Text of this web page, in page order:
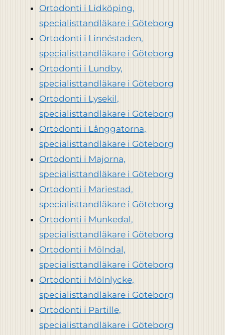
Ortodonti i Lidköping,
specialisttandläkare i Göteborg
Ortodonti i Linnéstaden,
specialisttandläkare i Göteborg
Ortodonti i Lundby,
specialisttandläkare i Göteborg
Ortodonti i Lysekil,
specialisttandläkare i Göteborg
Ortodonti i Långgatorna,
specialisttandläkare i Göteborg
Ortodonti i Majorna,
specialisttandläkare i Göteborg
Ortodonti i Mariestad,
specialisttandläkare i Göteborg
Ortodonti i Munkedal,
specialisttandläkare i Göteborg
Ortodonti i Mölndal,
specialisttandläkare i Göteborg
Ortodonti i Mölnlycke,
specialisttandläkare i Göteborg
Ortodonti i Partille,
specialisttandläkare i Göteborg